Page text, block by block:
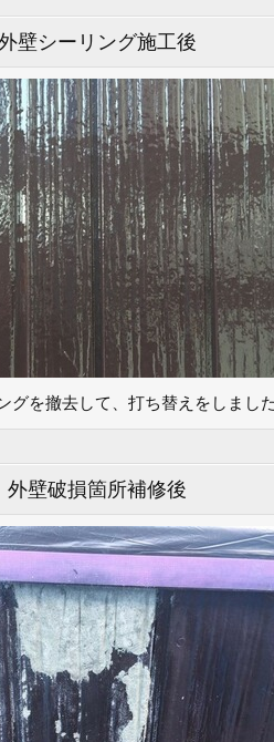
壁シーリング施工後
グを撤去して、打ち替えをしまし
外壁破損箇所補修後